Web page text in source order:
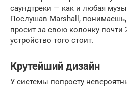
саундтреки — как и любая
Послушав Marshall,
просит за свою колонку почти
устройство того стоит.
Крутейший дизайн
У системы попросту